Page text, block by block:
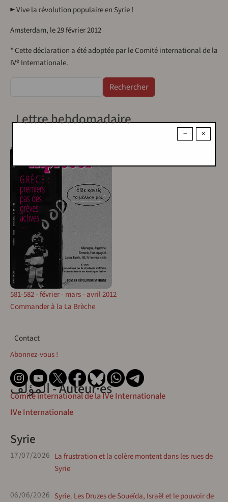
► Vive la révolution populaire en Syrie !
Amsterdam, le 29 février 2012
* Cette déclaration a été adoptée par le Comité international de la
IVe Internationale.
×
−
Lettre hebdomadaire
581-582 - février - mars - avril 2012
Commander à la La Brèche
Contact
Contact
Abonnez-vous !
المؤلف - Auteur·es
Comité international de la IVe Internationale
IVe Internationale
Syrie
17/07/2026 La frustration et la colère montent dans les rues de
Syrie
06/06/2026 Syrie. Les Druzes de Soueïda, Israël et le pouvoir de